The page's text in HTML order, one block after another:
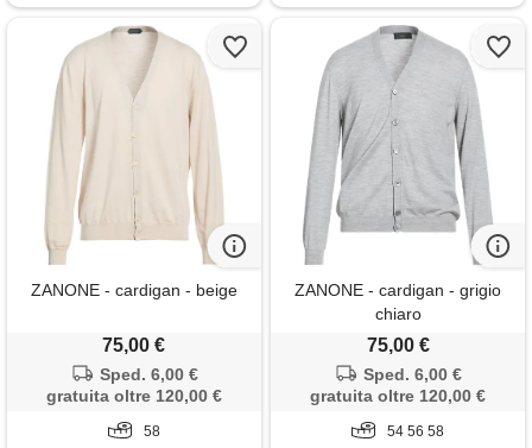
ZANONE - cardigan - beige
75,00 €
Sped. 6,00 €
gratuita oltre 120,00 €
58
ZANONE - cardigan - grigio
chiaro
75,00 €
Sped. 6,00 €
gratuita oltre 120,00 €
54 56 58